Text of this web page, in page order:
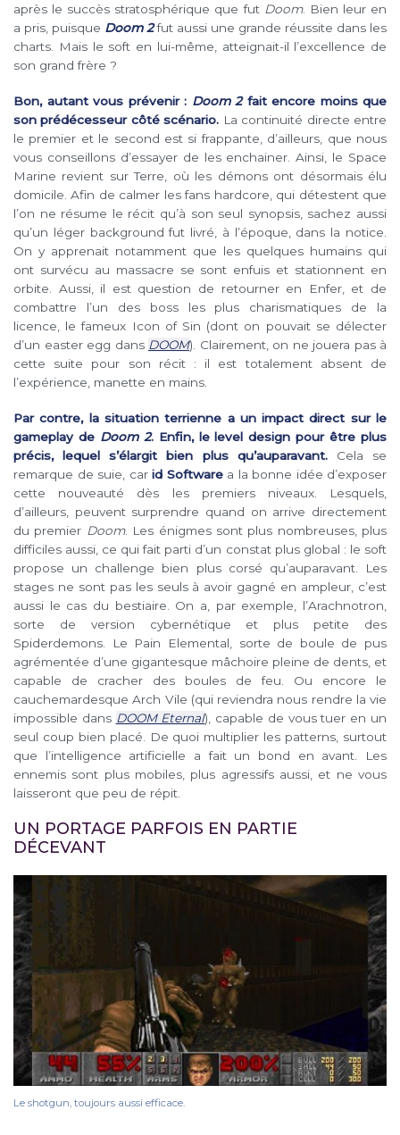
après le succès stratosphérique que fut Doom. Bien leur en
a pris, puisque Doom 2fut aussi une grande réussite dans les
charts. Mais le soft en lui-même, atteignait-il l’excellence de
son grand frère ?
Bon, autant vous prévenir : Doom 2fait encore moins que
son prédécesseur côté scénario. La continuité directe entre
le premier et le second est si frappante, d’ailleurs, que nous
vous conseillons d’essayer de les enchainer. Ainsi, le Space
Marine revient sur Terre, où les démons ont désormais élu
domicile. Afin de calmer les fans hardcore, qui détestent que
l’on ne résume le récit qu’à son seul synopsis, sachez aussi
qu’un léger background fut livré, à l’époque, dans la notice.
On y apprenait notamment que les quelques humains qui
ont survécu au massacre se sont enfuis et stationnent en
orbite. Aussi, il est question de retourner en Enfer, et de
combattre l’un des boss les plus charismatiques de la
licence, le fameux Icon of Sin (dont on pouvait se délecter
d’un easter egg dans DOOM). Clairement, on ne jouera pas à
cette suite pour son récit : il est totalement absent de
l’expérience, manette en mains.
Par contre, la situation terrienne a un impact direct sur le
gameplay de Doom 2. Enfin, le level design pour être plus
précis, lequel s’élargit bien plus qu’auparavant.Cela se
remarque de suie, car id Softwarea la bonne idée d’exposer
cette nouveauté dès les premiers niveaux. Lesquels,
d’ailleurs, peuvent surprendre quand on arrive directement
du premier Doom. Les énigmes sont plus nombreuses, plus
difficiles aussi, ce qui fait parti d’un constat plus global : le soft
propose un challenge bien plus corsé qu’auparavant. Les
stages ne sont pas les seuls à avoir gagné en ampleur, c’est
aussi le cas du bestiaire. On a, par exemple, l’Arachnotron,
sorte de version cybernétique et plus petite des
Spiderdemons. Le Pain Elemental, sorte de boule de pus
agrémentée d’une gigantesque mâchoire pleine de dents, et
capable de cracher des boules de feu. Ou encore le
cauchemardesque Arch Vile (qui reviendra nous rendre la vie
impossible dans DOOM Eternal), capable de vous tuer en un
seul coup bien placé. De quoi multiplier les patterns, surtout
que l’intelligence artificielle a fait un bond en avant. Les
ennemis sont plus mobiles, plus agressifs aussi, et ne vous
laisseront que peu de répit.
UN PORTAGE PARFOIS EN PARTIE
DÉCEVANT
Le shotgun, toujours aussi efficace.